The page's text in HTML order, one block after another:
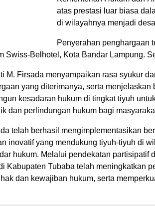
atas prestasi luar biasa
di wilayahnya menjadi
Penyerahan penghargaan
Swiss-Belhotel, Kota Bandar Lampung.
M. Firsada menyampaikan rasa syukur
yang diterimanya, serta menjelaskan
kesadaran hukum di tingkat tiyuh
dan perlindungan hukum bagi
telah berhasil mengimplementasikan
inovatif yang mendukung tiyuh-tiyuh di
hukum. Melalui pendekatan partisipatif
Kabupaten Tubaba telah meningkatkan
dan kewajiban hukum, serta